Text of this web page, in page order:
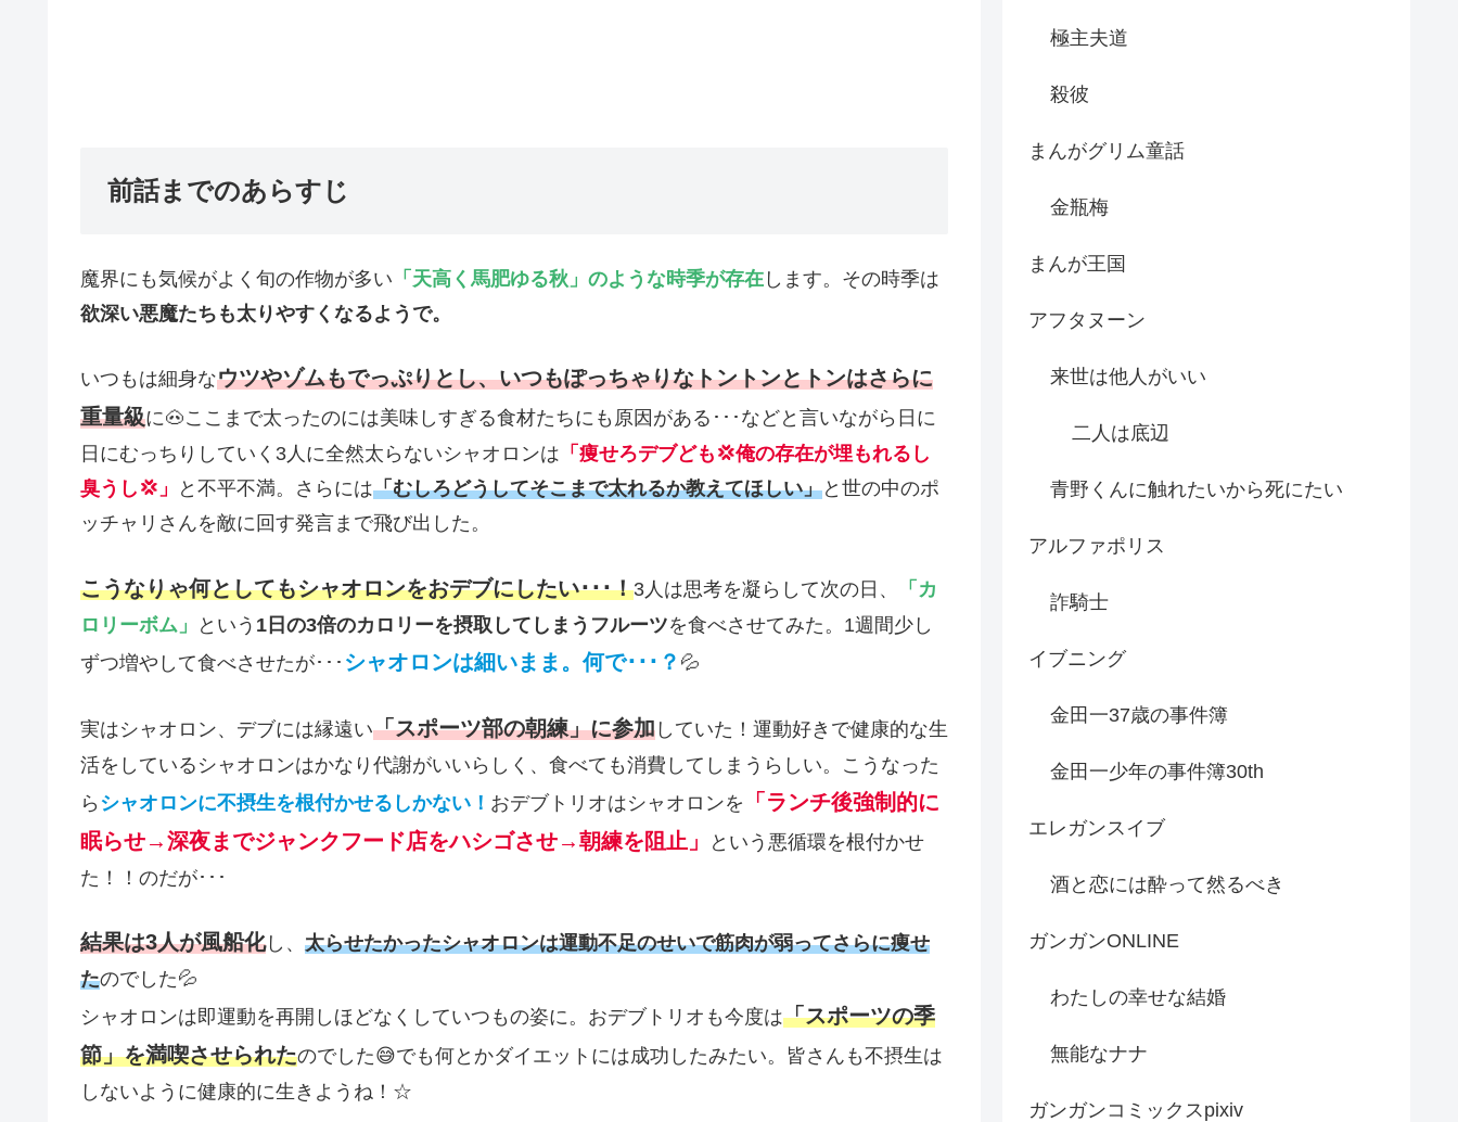
前話までのあらすじ
魔界にも気候がよく旬の作物が多い 「天高く馬肥ゆる秋」のような時季が存在 します。その時季は
欲深い悪魔たちも太りやすくなるようで。
いつもは細身なウツやゾムもでっぷりとし、いつもぽっちゃりなトントンとトンはさらに
重量級に🐽ここまで太ったのには美味しすぎる食材たちにも原因がある･･･などと言いながら日に
日にむっちりしていく3人に全然太らないシャオロンは 「痩せろデブども💢俺の存在が埋もれるし
臭うし💢」
と不平不満。さらには「むしろどうしてそこまで太れるか教えてほしい」と世の中のポ
ッチャリさんを敵に回す発言まで飛び出した。
こうなりゃ何としてもシャオロンをおデブにしたい･･･！3人は思考を凝らして次の日、
「カ
ロリーボム」
という 1日の3倍のカロリーを摂取してしまうフルーツを食べさせてみた。1週間少し
ずつ増やして食べさせたが･･･ シャオロンは細いまま。何で･･･？ 💦
実はシャオロン、デブには縁遠い「スポーツ部の朝練」に参加 していた！運動好きで健康的な生
活をしているシャオロンはかなり代謝がいいらしく、食べても消費してしまうらしい。こうなった
ら シャオロンに不摂生を根付かせるしかない！ おデブトリオはシャオロンを
「ランチ後強制的に
眠らせ→深夜までジャンクフード店をハシゴさせ→朝練を阻止」
という悪循環を根付かせ
た！！のだが･･･
結果は3人が風船化し、 太らせたかったシャオロンは運動不足のせいで筋肉が弱ってさらに痩せ
たのでした💦
シャオロンは即運動を再開しほどなくしていつもの姿に。おデブトリオも今度は「スポーツの季
節」を満喫させられたのでした😅でも何とかダイエットには成功したみたい。皆さんも不摂生は
しないように健康的に生きようね！☆
極主夫道
殺彼
まんがグリム童話
金瓶梅
まんが王国
アフタヌーン
来世は他人がいい
二人は底辺
青野くんに触れたいから死にたい
アルファポリス
詐騎士
イブニング
金田一37歳の事件簿
金田一少年の事件簿30th
エレガンスイブ
酒と恋には酔って然るべき
ガンガンONLINE
わたしの幸せな結婚
無能なナナ
ガンガンコミックスpixiv